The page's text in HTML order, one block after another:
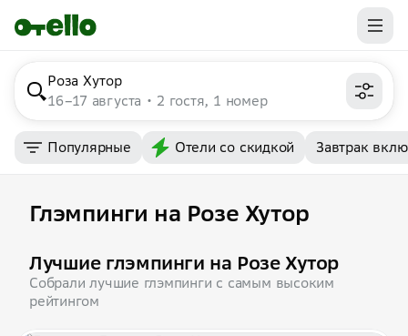
Роза Хутор
16–17 августа
2 гостя, 1 номер
Популярные Отели со скидкой Завтрак
Глэмпинги на Розе Хутор
Лучшие глэмпинги на Розе Хутор
Собрали лучшие глэмпинги с самым высоким
рейтингом